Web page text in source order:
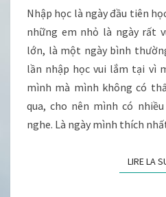
EM
SĨ
Nhập học là ngày đầu tiên
những em nhỏ là ngày rất
lớn, là một ngày bình
lần nhập học vui lắm tại vì
mình mà mình không có
qua, cho nên mình có
nghe. Là ngày mình thích
LIRE LA